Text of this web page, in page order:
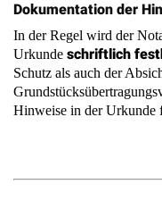
Schutz als auch der
Hinweise in der Urkunde